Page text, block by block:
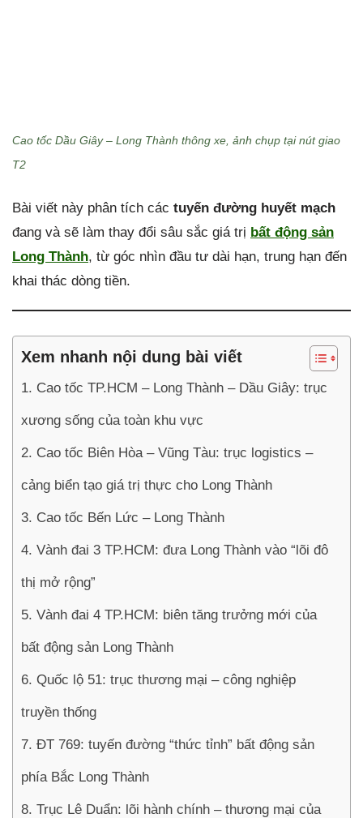
Cao tốc Dầu Giây – Long Thành thông xe, ảnh chụp tại nút giao
T2
Bài viết này phân tích các tuyến đường huyết mạch
đang và sẽ làm thay đổi sâu sắc giá trị bất động sản
Long Thành, từ góc nhìn đầu tư dài hạn, trung hạn đến
khai thác dòng tiền.
Xem nhanh nội dung bài viết
1. Cao tốc TP.HCM – Long Thành – Dầu Giây: trục
xương sống của toàn khu vực
2. Cao tốc Biên Hòa – Vũng Tàu: trục logistics –
cảng biển tạo giá trị thực cho Long Thành
3. Cao tốc Bến Lức – Long Thành
4. Vành đai 3 TP.HCM: đưa Long Thành vào “lõi đô
thị mở rộng”
5. Vành đai 4 TP.HCM: biên tăng trưởng mới của
bất động sản Long Thành
6. Quốc lộ 51: trục thương mại – công nghiệp
truyền thống
7. ĐT 769: tuyến đường “thức tỉnh” bất động sản
phía Bắc Long Thành
8. Trục Lê Duẩn: lõi hành chính – thương mại của